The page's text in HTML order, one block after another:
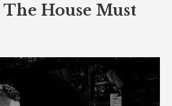
House Must